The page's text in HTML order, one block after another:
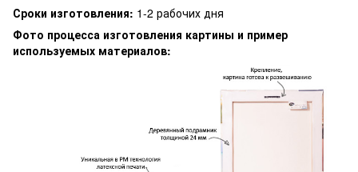
Сроки изготовления: 1-2 рабочих дня
Фото процесса изготовления картины и пример
используемых материалов: